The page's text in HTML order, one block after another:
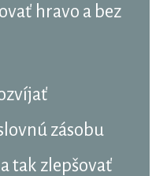
hravo a bez
zásobu
tak zlepšovať